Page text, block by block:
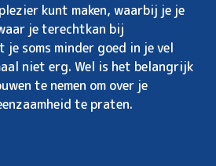
kunt maken, waarbij je je
je terechtkan bij
je soms minder goed in je vel
niet erg. Wel is het belangrijk
te nemen om over je
te praten.